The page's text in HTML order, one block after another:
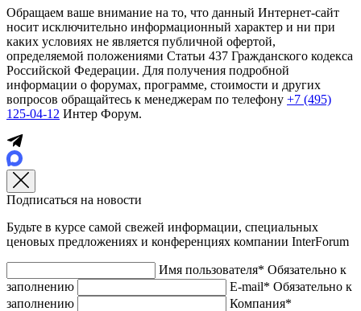
Обращаем ваше внимание на то, что данный Интернет-сайт
носит исключительно информационный характер и ни при
каких условиях не является публичной офертой,
определяемой положениями Статьи 437 Гражданского кодекса
Российской Федерации. Для получения подробной
информации о форумах, программе, стоимости и других
вопросов обращайтесь к менеджерам по телефону +7 (495)
125-04-12 Интер Форум.
Подписаться на новости
Будьте в курсе самой свежей информации, специальных
ценовых предложениях и конференциях компании InterForum
Имя пользователя* Обязательно к
заполнению
E-mail* Обязательно к
заполнению
Компания*